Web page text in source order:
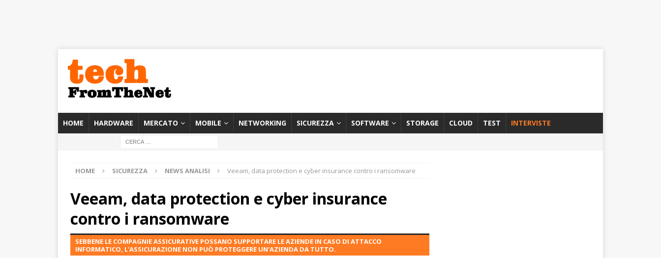
HOME HARDWARE MERCATO MOBILE NETWORKING SICUREZZA SOFTWARE STORAGE CLOUD TEST INTERVISTE
HOME SICUREZZA NEWS ANALISI Veeam, data protection e cyber insurance contro i ransomware
Veeam, data protection e cyber insurance
contro i ransomware
SEBBENE LE COMPAGNIE ASSICURATIVE POSSANO SUPPORTARE LE AZIENDE IN CASO DI ATTACCO
INFORMATICO, L'ASSICURAZIONE NON PUÒ PROTEGGERE UN'AZIENDA DA TUTTO.